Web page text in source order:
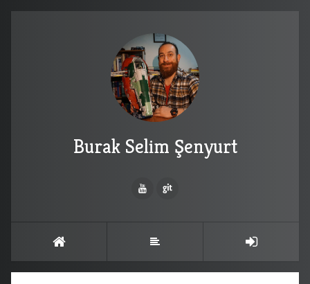
Burak Selim Şenyurt